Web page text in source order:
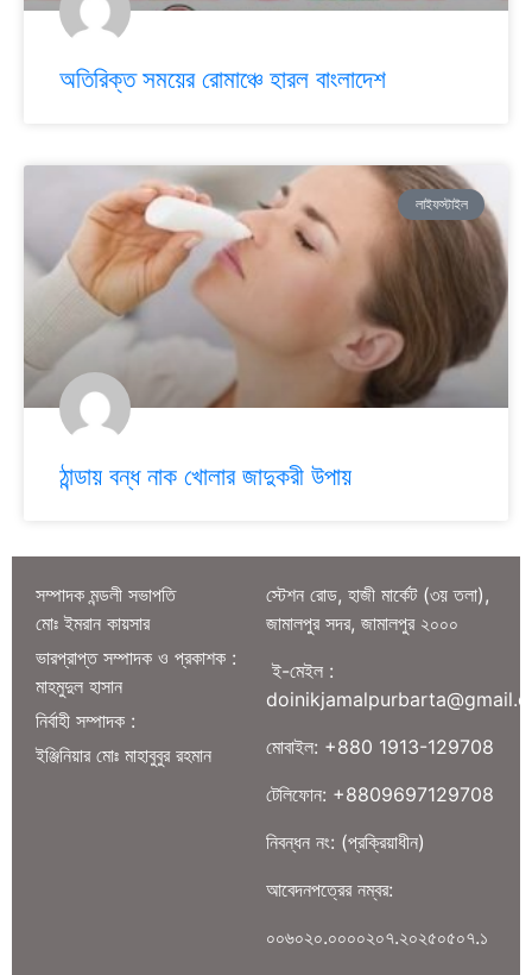
অতিরিক্ত সময়ের রোমাঞ্চে হারল বাংলাদেশ
লাইফস্টাইল
ঠান্ডায় বন্ধ নাক খোলার জাদুকরী উপায়
সম্পাদক মন্ডলী সভাপতি
মোঃ ইমরান কায়সার
ভারপ্রাপ্ত সম্পাদক ও প্রকাশক :
মাহমুদুল হাসান
নির্বাহী সম্পাদক :
ইঞ্জিনিয়ার মোঃ মাহাবুবুর রহমান
স্টেশন রোড, হাজী মার্কেট (৩য় তলা),
জামালপুর সদর, জামালপুর ২০০০
ই-মেইল :
মোবাইল: +880 1913-129708
টেলিফোন: +8809697129708
নিবন্ধন নং: (প্রক্রিয়াধীন)
আবেদনপত্রের নম্বর:
০০৬০২০.০০০০২০৭.২০২৫০৫০৭.১